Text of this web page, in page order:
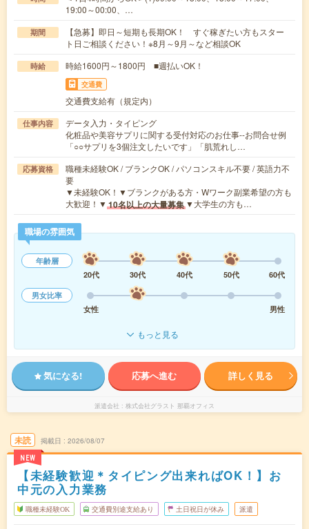
19:00～00:00、…
期間
【急募】即日～短期も長期OK！ すぐ稼ぎたい方もスター
ト日ご相談ください！※8月～9月～など相談OK
時給 時給1600円～1800円 ■週払いOK！
交通費
交通費支給有（規定内）
仕事内容
データ入力・タイピング
化粧品や美容サプリに関する受付対応のお仕事--お問合せ例
「○○サプリを3個注文したいです」「肌荒れし…
応募資格
職種未経験OK / ブランクOK / パソコンスキル不要 / 英語力不
要
▼未経験OK！▼ブランクがある方・Wワーク副業希望の方も
大歓迎！▼ 10名以上の大量募集 ▼大学生の方も…
職場の雰囲気
年齢層
20代
30代 40代 50代
60代
男女比率
女性
男性
もっと見る
気になる! 応募へ進む 詳しく見る
派遣会社 株式会社グラスト 那覇オフィス
未読
NEW
掲載日 2026/08/07
【未経験歓迎＊タイピング出来ればOK！】お
中元の入力業務
職種未経験OK 交通費別途支給あり 土日祝日が休み 派遣